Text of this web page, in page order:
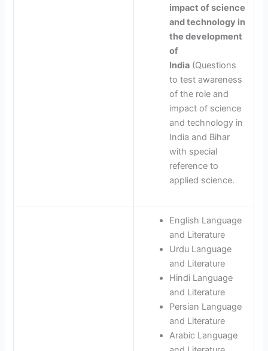
impact of science
and technology in
the development
of
India(Questions
to test awareness
of the role and
impact of science
and technology in
India and Bihar
with special
reference to
applied science.
English Language
and Literature
Urdu Language
and Literature
Hindi Language
and Literature
Persian Language
and Literature
Arabic Language